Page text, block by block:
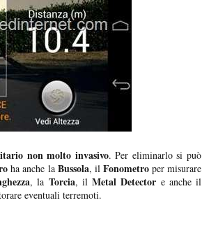
non molto invasivo. Per eliminarlo si può
ha anche la Bussola, il Fonometro per misurare
, la Torcia, ilMetal Detector e anche il
eventuali terremoti.